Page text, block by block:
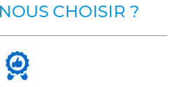
CHOISIR ?